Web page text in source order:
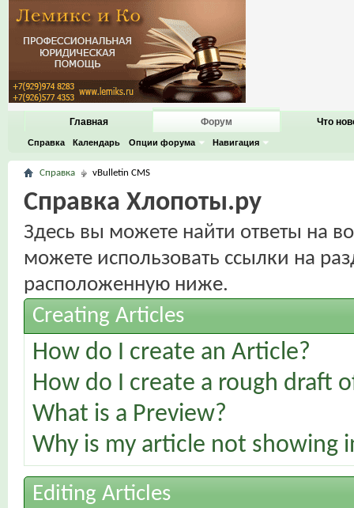
Главная Форум
Справка Календарь Опции форума Навигация
Что
Справка vBulletin CMS
Справка Хлопоты.ру
Здесь вы можете найти ответы на
можете использовать ссылки на
расположенную ниже.
Creating Articles
How do I create an Article?
How do I create a rough draft
What is a Preview?
Why is my article not showing
Editing Articles